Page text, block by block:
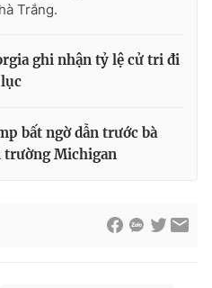
Trắng.
ghi nhận tỷ lệ cử tri đi
bất ngờ dẫn trước bà
trường Michigan